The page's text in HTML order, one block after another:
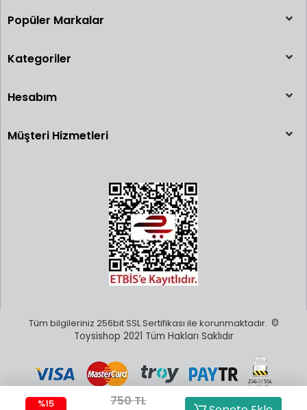
%15
750 TL
Popüler Markalar
Kategoriler
Hesabım
Müşteri Hizmetleri
Tüm bilgileriniz 256bit SSL Sertifikası ile korunmaktadır. ©
Toysishop 2021 Tüm Hakları Saklıdır